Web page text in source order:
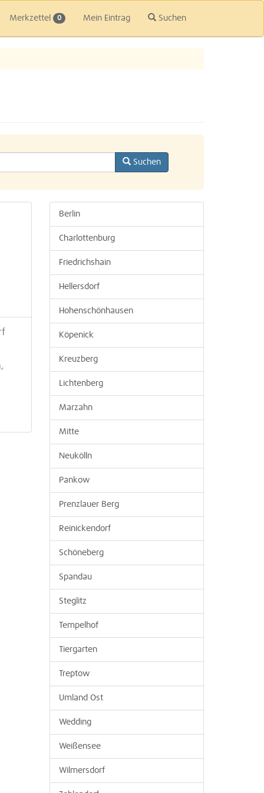
Merkzettel 0 Mein Eintrag Suchen
Suchen
Berlin
Charlottenburg
Friedrichshain
Hellersdorf
Hohenschönhausen
Köpenick
Kreuzberg
Lichtenberg
Marzahn
Mitte
Neukölln
Pankow
Prenzlauer Berg
Reinickendorf
Schöneberg
Spandau
Steglitz
Tempelhof
Tiergarten
Treptow
Umland Ost
Wedding
Weißensee
Wilmersdorf